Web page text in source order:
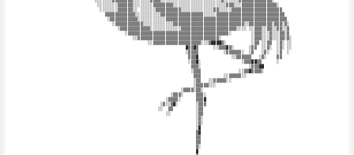
               ░░░░░░░░▒▒▒▒▒▒░░░░░░░░▒▒▒▒▒▒▒▒░░░░░░░░░░░░░░░░░░░░░▒▒▒░░░▒▒▒▒▒▒▒▒▒▒▒▒▒▒░
                ░░░░░░░▒▒▒▒▒▒░░ ░░░░░░▒▒▒▒▒▒▒▒▒▒░░░░░░░░░░░░░▒▒░░░░░▒▒▒▒▒▒▒▒▒▒▒▒▒▒▒▒▒▒▒▒
                  ▒▒▒▒▒▒▒▒▒▒▒▒░░░░░░░░░░▒▒▒▒▒▒▒▒▒▒▒▒▒▒▒▒▒░░░░░▒▒▒▒▒▒▒▒▒▒▒▒▒▒▒▒▒▒▒▒▒▒▒▒▒▒▒
                   ░▒▒▒▒▒▒▒▒▒▒▒░░░░░░░░░░░▒▒▒▒▒▒▒▒▒▒▒▒▒▒▒▒▒▒▒▒▒▒▒▒▒▒▒▒▒▒▒▒▒▒▒▒▒▒▒▒▒▒▒▒▒▒▒▒
                     ░▒▒▒▒▒▒▒▒▒▒▒░░░░░░░░░░░░▒▒▒▒▒▒▒▒▒▒▒▒▒▒▒▒▒▒▒▒▒▒▒▒▒▒▒▒░░▒▒▒▒▒▒▒▒▒░▒▒▒░▒░
                       ░▒▒▒▒▒▒▒▒▒▒▒▒░░░░░░░░░░░░▒▒▒▒▒▒▒▒▒▒▒▒▒▒▒▒▒▒▒▒▒▒░░░░ ░░▒▒▒░░▒▒░░▒▒░░▒
                          ░▒▒▒▒▒▒▒▒▒▒▒▒▒▒▒▒▒▒▒▒▒▒▒▒▒▒▒▒▒▒▒▒▒▒▒▒▒▒▒▒░        ░▒▒▒░░░▒░░░▒▒░▒
                             ░░▒▒▒▒▒▒▒▒▒▒▒▒▒▒▒▒▒▒▒▒▒▒▒▒▒▒▒▒▒▒▒▒░            ░▒▒▒░░░▒░░░▒▒░▒░
                                   ░░▒▒▒▒▒▒▒▒▒▒▒▒▒▒▒▒▒▒▒░░░▒▓▓▓▓▒░          ░▒▒ ░░▒▒  ░▒░ ░░
                                                  ▓▒▒▓▒      ░░▒▒▒▓▒░      ░▒▒  ░░▒░  ░▒░ ░░
                                                  ░▒▒▒▒          ░▒▒▒▒▒▒░  ░▒   ░▒░   ░▒  ░
                                                   ▒▒▒▓             ░░▒▒▒▒▒▒   ░▒░    ▒▒
                                                   ░▒▒▓░                ░▒▒▒▓▓▒▒      ░
                                                    ▒▒▒░                   ░▒▒▒▓▓
                                                    ░▒▒▒               ░░▒▒▓▒▒▒▒░
                                                     ▒▒▒         ░░▒▒▒▒▒░░
                                                     ░▒▒   ░░▒▒▒▒▒░░
                                                     ░▒▒▒▒▒░░░
                                                ░▒▒▒▒░▒▒░
                                            ░▒▒▒░     ▒▒▒░
                                          ░▒▒▒▒░      ▒▒▒▓
                                        ░▒░░▒▓░       ░▒▒▒
                                       ░░  ▒▒         ░▒▒
                                          ░░          ░▒▒
                                                      ░▒░
                                                      ░▒░
                                                      ░▓
                                                      ▒▓
                                                      ▒▒
                                                      ▒▒
                                                      ▒░
                                                      ▓